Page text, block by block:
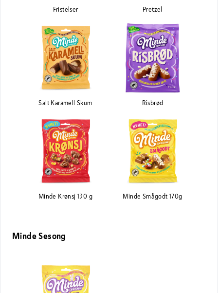
Fristelser Pretzel
Salt Karamell Skum Risbrød
Minde Krønsj 130 g Minde Smågodt 170g
Minde Sesong